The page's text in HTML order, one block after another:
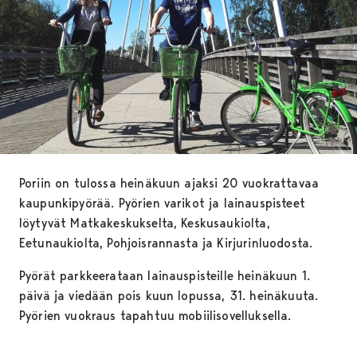
Poriin on tulossa heinäkuun ajaksi 20 vuokrattavaa
kaupunkipyörää. Pyörien varikot ja lainauspisteet
löytyvät Matkakeskukselta, Keskusaukiolta,
Eetunaukiolta, Pohjoisrannasta ja Kirjurinluodosta.
Pyörät parkkeerataan lainauspisteille heinäkuun 1.
päivä ja viedään pois kuun lopussa, 31. heinäkuuta.
Pyörien vuokraus tapahtuu mobiilisovelluksella.